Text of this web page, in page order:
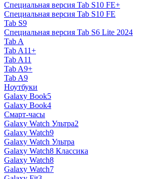
Специальная версия Tab S10 FE+
Специальная версия Tab S10 FE
Tab S9
Специальная версия Tab S6 Lite 2024
Tab A
Tab A11+
Tab A11
Tab A9+
Tab A9
Ноутбуки
Galaxy Book5
Galaxy Book4
Смарт-часы
Galaxy Watch Ультра2
Galaxy Watch9
Galaxy Watch Ультра
Galaxy Watch8 Классика
Galaxy Watch8
Galaxy Watch7